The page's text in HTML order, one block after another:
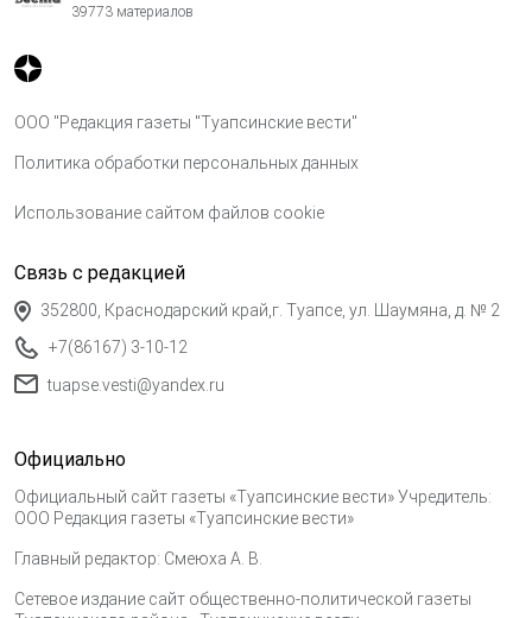
39773 материалов
ООО "Редакция газеты "Туапсинские вести"
Политика обработки персональных данных
Использование сайтом файлов cookie
Связь с редакцией
352800, Краснодарский край,г. Туапсе, ул. Шаумяна, д. № 2
+7(86167) 3-10-12
tuapse.vesti@yandex.ru
Официально
Официальный сайт газеты «Туапсинские вести» Учредитель:
ООО Редакция газеты «Туапсинские вести»
Главный редактор: Смеюха А. В.
Сетевое издание сайт общественно-политической газеты